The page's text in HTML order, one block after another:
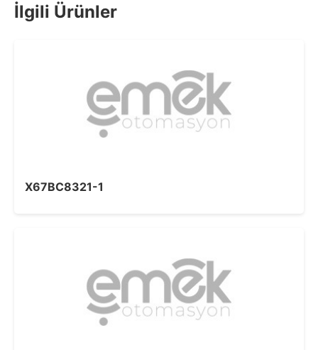
İlgili Ürünler
X67BC8321-1